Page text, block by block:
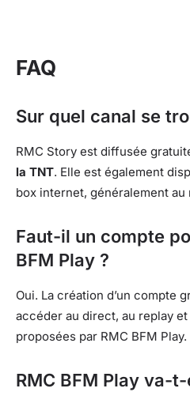
FAQ
Sur quel canal se
RMC Story est diffusée
la TNT. Elle est également
box internet, généralement au
Faut-il un compte
BFM Play ?
Oui. La création d’un compte
accéder au direct, au replay
proposées par RMC BFM Play.
RMC BFM Play va-